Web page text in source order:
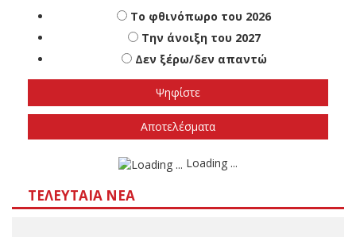
Πότε πιστεύετε ότι θα γίνουν οι εθνικές
εκλογές
Το φθινόπωρο του 2026
Την άνοιξη του 2027
Δεν ξέρω/δεν απαντώ